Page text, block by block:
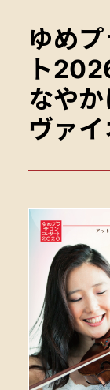
ゆめ
ト
なや
ヴァイ